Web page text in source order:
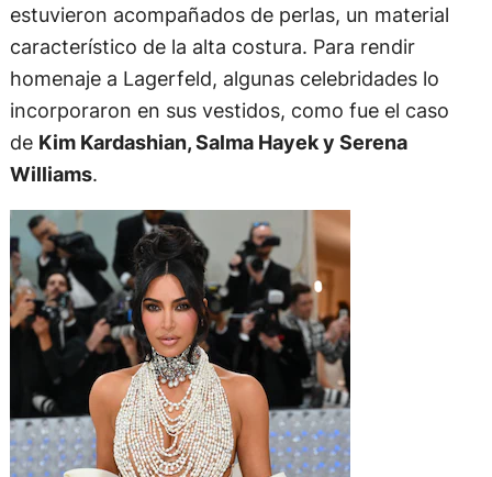
estuvieron acompañados de perlas, un material
característico de la alta costura. Para rendir
homenaje a Lagerfeld, algunas celebridades lo
incorporaron en sus vestidos, como fue el caso
de Kim Kardashian, Salma Hayek y Serena
Williams.